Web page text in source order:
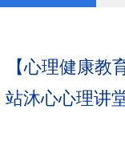
【心理健康教
站沐心心理讲